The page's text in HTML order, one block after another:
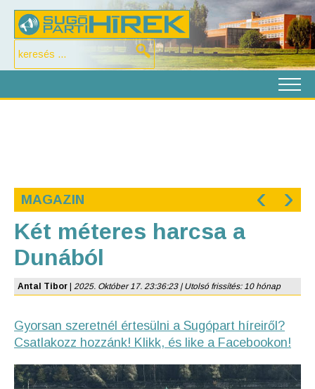
MAGAZIN ‹ ›
Két méteres harcsa a
Dunából
Antal Tibor 2025. Október 17. 23:36:23 | Utolsó frissítés: 10 hónap
Gyorsan szeretnél értesülni a Sugópart híreiről?
Csatlakozz hozzánk! Klikk, és like a Facebookon!